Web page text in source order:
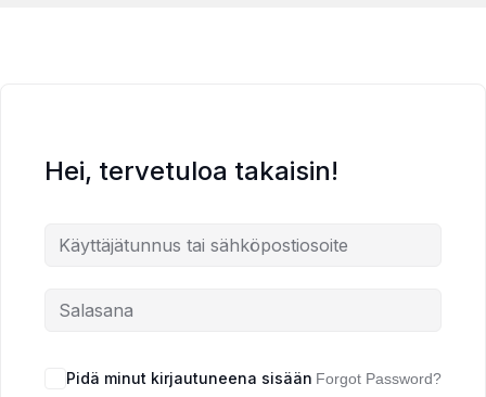
Hei, tervetuloa takaisin!
Pidä minut kirjautuneena sisään Forgot Password?